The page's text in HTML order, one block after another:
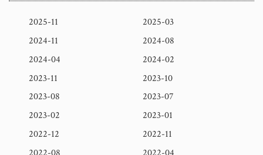
2025-11
2025-03
2024-11
2024-08
2024-04
2024-02
2023-11
2023-10
2023-08
2023-07
2023-02
2023-01
2022-12
2022-11